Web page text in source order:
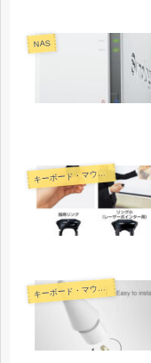
NAS
キーボード・マウス・入力機器
キーボード・マウス・入力機器